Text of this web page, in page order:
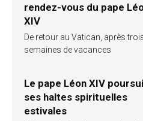
rendez-vous du pape
XIV
De retour au Vatican, après
semaines de vacances
Le pape Léon XIV
ses haltes spirituelles
estivales